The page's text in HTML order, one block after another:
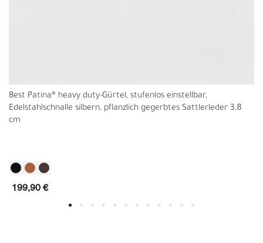
Best Patina® heavy duty-Gürtel, stufenlos einstellbar,
Edelstahlschnalle silbern, pflanzlich gegerbtes Sattlerleder 3,8
cm
199,90 €